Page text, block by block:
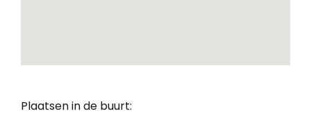
Plaatsen in de buurt: